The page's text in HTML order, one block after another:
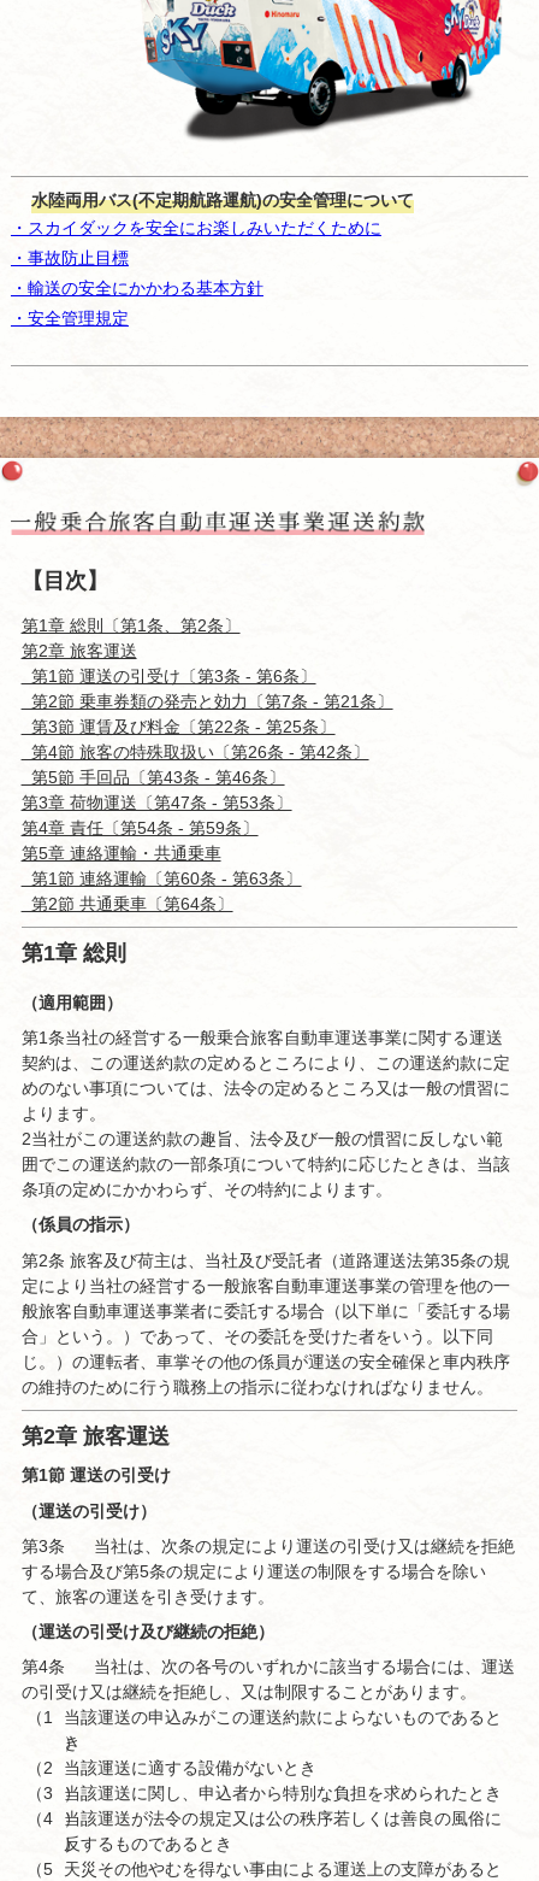
水陸両用バス(不定期航路運航)の安全管理について
・スカイダックを安全にお楽しみいただくために
・事故防止目標
・輸送の安全にかかわる基本方針
・安全管理規定
【目次】
第1章 総則〔第1条、第2条〕
第2章 旅客運送
第1節 運送の引受け〔第3条 - 第6条〕
第2節 乗車券類の発売と効力〔第7条 - 第21条〕
第3節 運賃及び料金〔第22条 - 第25条〕
第4節 旅客の特殊取扱い〔第26条 - 第42条〕
第5節 手回品〔第43条 - 第46条〕
第3章 荷物運送〔第47条 - 第53条〕
第4章 責任〔第54条 - 第59条〕
第5章 連絡運輸・共通乗車
第1節 連絡運輸〔第60条 - 第63条〕
第2節 共通乗車〔第64条〕
第1章 総則
（適用範囲）
第1条当社の経営する一般乗合旅客自動車運送事業に関する運送
契約は、この運送約款の定めるところにより、この運送約款に定
めのない事項については、法令の定めるところ又は一般の慣習に
よります。
2当社がこの運送約款の趣旨、法令及び一般の慣習に反しない範
囲でこの運送約款の一部条項について特約に応じたときは、当該
条項の定めにかかわらず、その特約によります。
（係員の指示）
第2条 旅客及び荷主は、当社及び受託者（道路運送法第35条の規
定により当社の経営する一般旅客自動車運送事業の管理を他の一
般旅客自動車運送事業者に委託する場合（以下単に「委託する場
合」という。）であって、その委託を受けた者をいう。以下同
じ。）の運転者、車掌その他の係員が運送の安全確保と車内秩序
の維持のために行う職務上の指示に従わなければなりません。
第2章 旅客運送
第1節 運送の引受け
（運送の引受け）
第3条
当社は、次条の規定により運送の引受け又は継続を拒絶
する場合及び第5条の規定により運送の制限をする場合を除い
て、旅客の運送を引き受けます。
（運送の引受け及び継続の拒絶）
第4条
当社は、次の各号のいずれかに該当する場合には、運送
の引受け又は継続を拒絶し、又は制限することがあります。
（1
）
当該運送の申込みがこの運送約款によらないものであると
き
（2
）
当該運送に適する設備がないとき
（3
）
当該運送に関し、申込者から特別な負担を求められたとき
（4
）
当該運送が法令の規定又は公の秩序若しくは善良の風俗に
反するものであるとき
（5
天災その他やむを得ない事由による運送上の支障があると